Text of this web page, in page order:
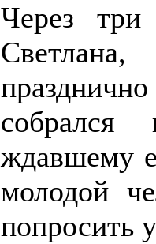
Через
ждавшему
молодой
попросить